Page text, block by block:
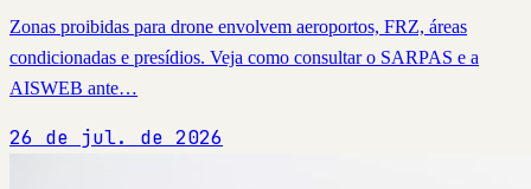
Zonas proibidas para drone envolvem aeroportos, FRZ, áreas
condicionadas e presídios. Veja como consultar o SARPAS e a
AISWEB ante…
26 de jul. de 2026